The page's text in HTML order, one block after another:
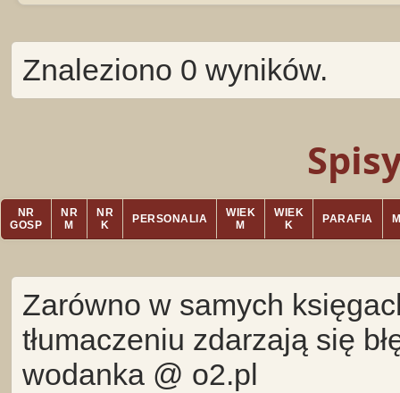
Znaleziono 0 wyników.
NR
GOSP
NR
M
NR
K
PERSONALIA
WIEK
M
WIEK
K
PARAFIA
Zarówno w samych
tłumaczeniu zdarzają się
wodanka @ o2.pl